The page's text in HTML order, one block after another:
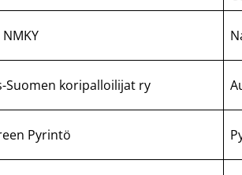
Suomen koripalloilijat ry
Pyrintö